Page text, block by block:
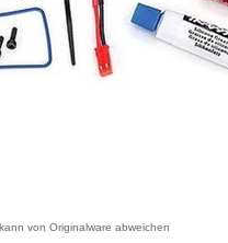
von Originalware abweichen